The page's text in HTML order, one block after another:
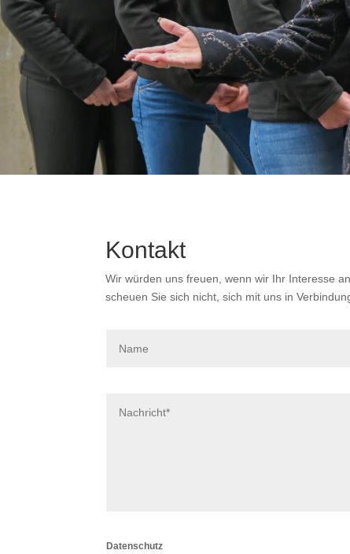
Kontakt
Wir würden uns freuen, wenn wir Ihr Interesse
scheuen Sie sich nicht, sich mit uns in
Datenschutz